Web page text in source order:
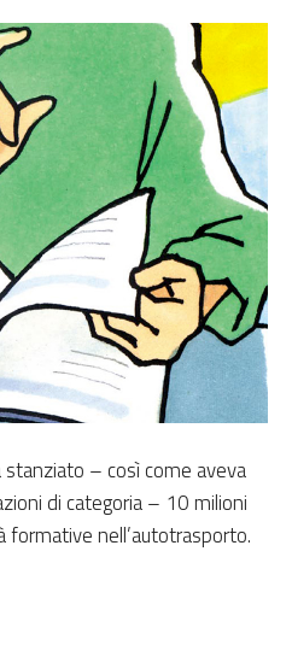
– così come aveva
di categoria – 10 milioni
nell’autotrasporto.